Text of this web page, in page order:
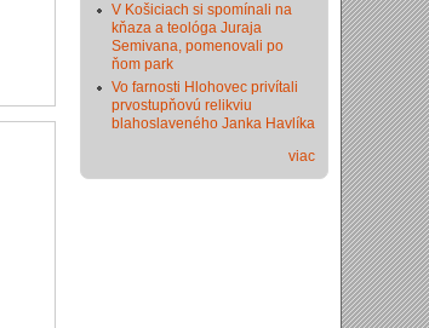
V Košiciach si spomínali na
kňaza a teológa Juraja
Semivana, pomenovali po
ňom park
Vo farnosti Hlohovec privítali
prvostupňovú relikviu
blahoslaveného Janka Havlíka
viac